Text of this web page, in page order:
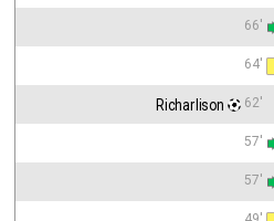
66'
64'
Richarlison 62'
57'
57'